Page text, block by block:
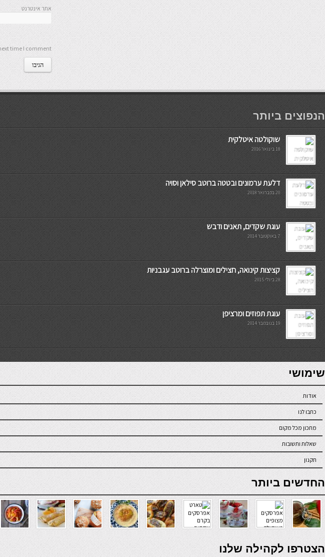
אתר אינטרנט
time I comment.
мостбет кг
הנפוצים ביותר
שוקולטה איטלקית
18 בינואר 2016
דלעת ערמונים ובטטה ברוטב סילאן וסויה
20 בפברואר 2018
עוגת שקדים, תאנים ודבש
7 באוקטובר 2014
קציצות קינואה, חצילים ומוצרלה ברוטב עגבניות
28 ביולי 2015
עוגת תפוזים ומרציפן
19 בנובמבר 2014
7slots
seriöse online casinos österreich
שימושי
אודות
כתבו לנו
מתכון מכל מקום
שאלות ותשובות
תקנון
online casino
החדשים ביותר
verde casino
הצטרפו לקהילה שלנו